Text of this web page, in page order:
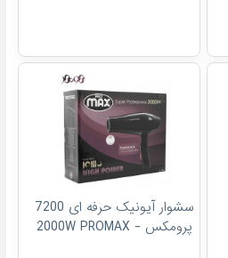
سشوار آیونیک حرفه ای 7200
پرومکس - 2000W PROMAX